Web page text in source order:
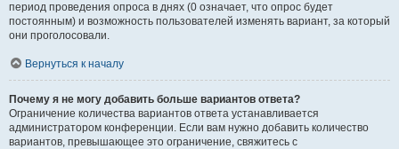
период проведения опроса в днях (0 означает, что опрос будет
постоянным) и возможность пользователей изменять вариант, за который
они проголосовали.
Вернуться к началу
Почему я не могу добавить больше вариантов ответа?
Ограничение количества вариантов ответа устанавливается
администратором конференции. Если вам нужно добавить количество
вариантов, превышающее это ограничение, свяжитесь с